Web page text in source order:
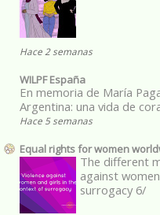
Hace 2 semanas
WILPF España
En memoria de María
Argentina: una vida de
Hace 5 semanas
Equal rights for women
The different
against
surrogacy 6/